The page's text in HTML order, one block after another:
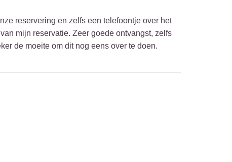
reservering en zelfs een telefoontje over het
mijn reservatie. Zeer goede ontvangst, zelfs
de moeite om dit nog eens over te doen.